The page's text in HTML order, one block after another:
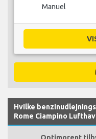
Manuel
Hvilke
Rome Ciampino
Optimorent